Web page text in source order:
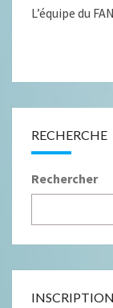
L’équipe du FAN
RECHERCHE
Rechercher